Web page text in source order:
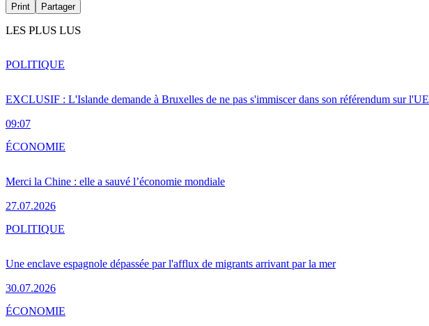
Print Partager
LES PLUS LUS
EXCLUSIF : L'Islande demande à Bruxelles de ne pas s'immiscer dans son référendum sur l'UE
09:07
POLITIQUE
Merci la Chine : elle a sauvé l’économie mondiale
27.07.2026
ÉCONOMIE
Une enclave espagnole dépassée par l'afflux de migrants arrivant par la mer
30.07.2026
POLITIQUE
ÉCONOMIE